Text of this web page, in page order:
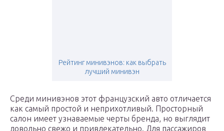
Рейтинг минивэнов: как выбрать
лучший минивэн
Среди минивэнов этот французский авто отличается
как самый простой и неприхотливый. Просторный
салон имеет узнаваемые черты бренда, но выглядит
довольно свежо и привлекательно. Для пассажиров